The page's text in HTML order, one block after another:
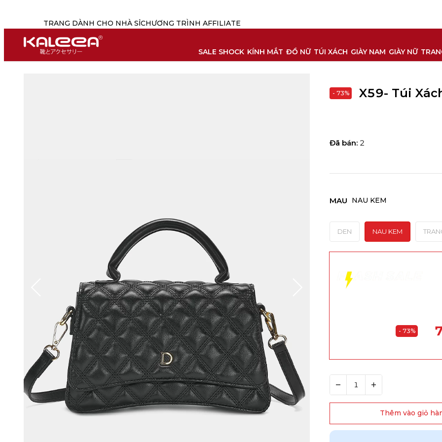
TRANG DÀNH CHO NHÀ SỈCHƯƠNG TRÌNH AFFILIATE
SALE SHOCK KÍNH MẮT ĐỒ NỮ TÚI XÁCH GIÀY NAM GIÀY NỮ
Đã bán: 2
MAU NAU KEM
DEN NAU KEM
X59- Túi
- 73%
- 73%
Thêm vào giỏ